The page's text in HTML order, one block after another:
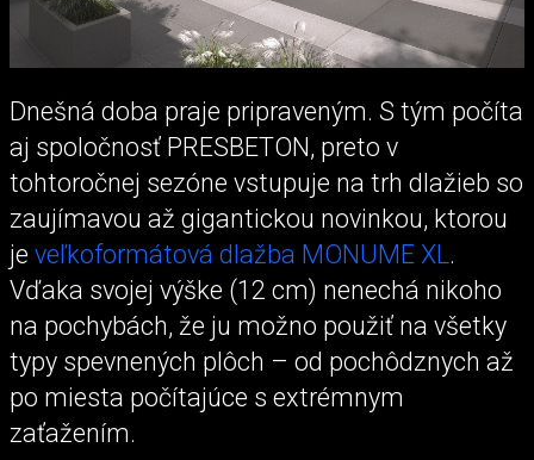
Dnešná doba praje pripraveným. S tým počíta
aj spoločnosť PRESBETON, preto v
tohtoročnej sezóne vstupuje na trh dlažieb so
zaujímavou až gigantickou novinkou, ktorou
je veľkoformátová dlažba MONUME XL.
Vďaka svojej výške (12 cm) nenechá nikoho
na pochybách, že ju možno použiť na všetky
typy spevnených plôch – od pochôdznych až
po miesta počítajúce s extrémnym
zaťažením.